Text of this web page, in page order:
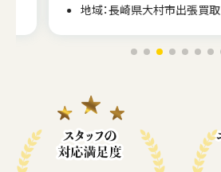
地域：長崎県大村市出張買取